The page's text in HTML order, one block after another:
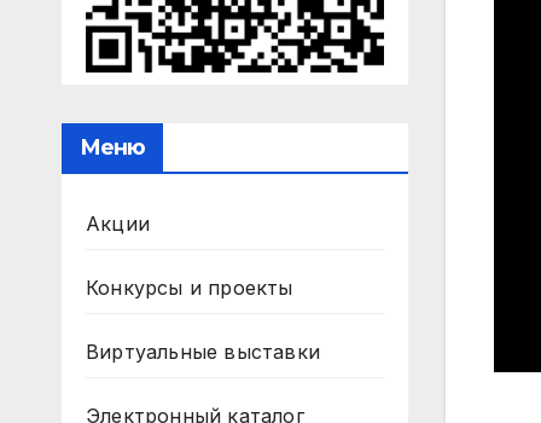
Меню
Акции
Конкурсы и проекты
Виртуальные выставки
Электронный каталог